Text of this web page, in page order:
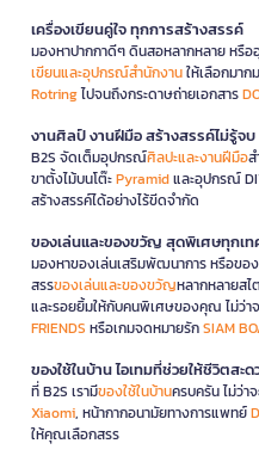
เครื่องเขียนคู่ใจ ทุกการสร้างสรรค์
มองหาปากกาดีๆ ดินสอหลากหลาย หรื
เขียนและอุปกรณ์สำนักงานให้เลือกมา
Rotringไปจนถึงกระดาษถ่ายเอกสาร
งานศิลป์ งานฝีมือ สร้างสรรค์ไม่รู้จบ
B2S จัดเต็มอุปกรณ์ศิลปะและงานฝีมือ
ขาตั้งไม้บนโต๊ะPyramidและอุปกรณ์
สร้างสรรค์ได้อย่างไร้ขีดจำกัด
ของเล่นและของขวัญ สุดพิเศษทุกเ
มองหาของเล่นเสริมพัฒนาการ หรือขอ
สรรของเล่นและของขวัญหลากหลายสไ
และรอยยิ้มให้กับคนพิเศษของคุณ ไม่ว่า
FRIENDS หรือเกมจดหมายรักSIAM
ของใช้ในบ้าน ไอเทมที่ช่วยให้ชีวิตสะ
ที่ B2S เรามีของใช้ในบ้านครบครัน ไม่ว่า
Xiaomi, หน้ากากอนามัยทางการแพทย์
ให้คุณเลือกสรร